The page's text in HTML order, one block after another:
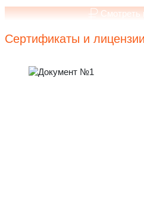
Смотреть
Сертификаты и лицензии